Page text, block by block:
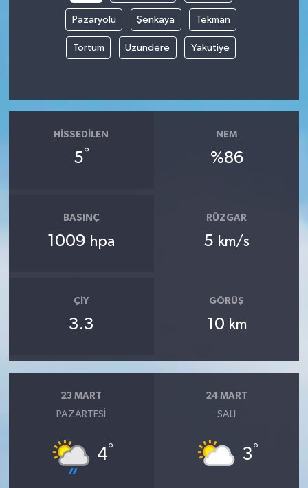
Pazaryolu Şenkaya Tekman
Tortum Uzundere Yakutiye
HISSEDILEN
5°
NEM
%86
BASINÇ
1009 hpa
RÜZGAR
5 km/s
ÇIY
3.3
GÖRÜŞ
10 km
23 MART
PAZARTESI
4°
24 MART
SALI
3°